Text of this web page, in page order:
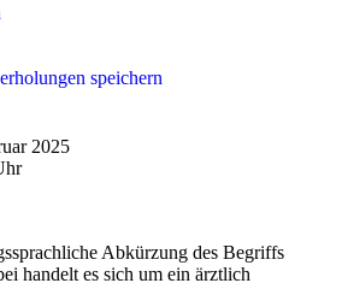
speichern
2025
Abkürzung des Begriffs
handelt es sich um ein ärztlich